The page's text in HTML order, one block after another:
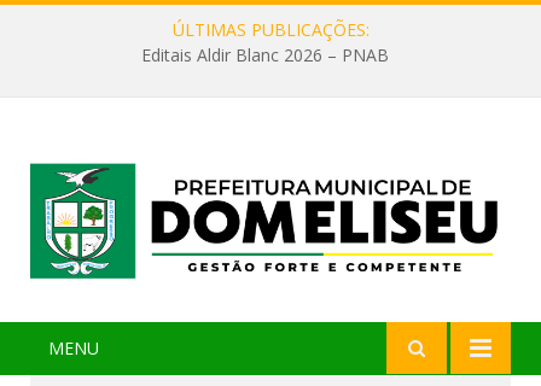
ÚLTIMAS PUBLICAÇÕES:
Editais Aldir Blanc 2026 – PNAB
MENU